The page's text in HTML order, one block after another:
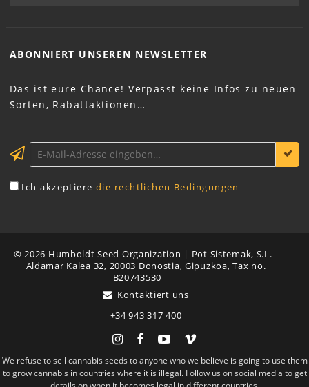
ABONNIERT UNSEREN NEWSLETTER
Das ist eure Chance! Verpasst keine Infos zu neuen
Sorten, Rabattaktionen…
Ich akzeptieredie rechtlichen Bedingungen
© 2026 Humboldt Seed Organization | Pot Sistemak, S.L. -
Aldamar Kalea 32, 20003 Donostia, Gipuzkoa, Tax no.
B20743530
Kontaktiert uns
+34 943 317 400
Instagram
Facebook
YouTube
We refuse to sell cannabis seeds to anyone who we believe is going to use them
to grow cannabis in countries where it is illegal. Follow us on social media to get
Im Einklang mit dem spanischen Gesetz über Dienstleistungen für die
Informationsgesellschaft (34/2002 vom 11. Juli 2002, LSSICE) informieren wir dich, dass
diese Website Cookies verwendet. Diese Cookies sind für die ordnungsgemäße Nutzung,
Personalisierung und statistische Analyse der Website erforderlich. Du kannst sie